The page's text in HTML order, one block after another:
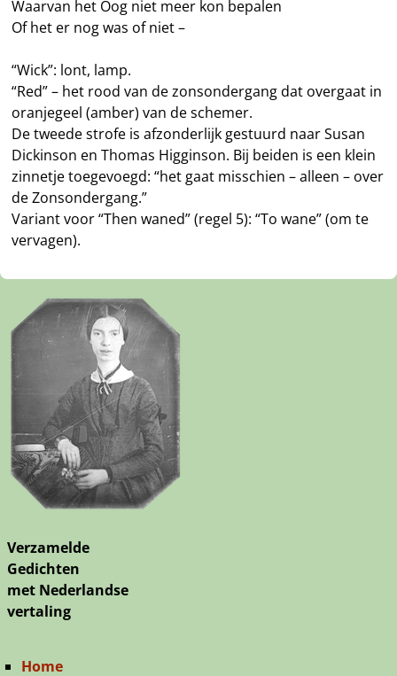
Waarvan het Oog niet meer kon bepalen
Of het er nog was of niet –
“Wick”: lont, lamp.
“Red” – het rood van de zonsondergang dat overgaat in
oranjegeel (amber) van de schemer.
De tweede strofe is afzonderlijk gestuurd naar Susan
Dickinson en Thomas Higginson. Bij beiden is een klein
zinnetje toegevoegd: “het gaat misschien – alleen – over
de Zonsondergang.”
Variant voor “Then waned” (regel 5): “To wane” (om te
vervagen).
Verzamelde
Gedichten
met Nederlandse
vertaling
Home